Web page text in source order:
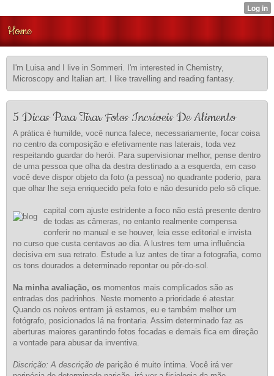
Home
I'm Luisa and I live in Sommeri. I'm interested in Chemistry,
Microscopy and Italian art. I like travelling and reading fantasy.
5 Dicas Para Tirar Fotos Incríveis De Alimento
A prática é humilde, você nunca falece, necessariamente, focar coisa
no centro da composição e efetivamente nas laterais, toda vez
respeitando guardar do herói. Para supervisionar melhor, pense dentro
de uma pessoa que olha da destra destinado a a esquerda, em caso
você deve dispor objeto da foto (a pessoa) no quadrante poderio, para
que olhar lhe seja enriquecido pela foto e não desunido pelo sô clique.
capital com ajuste estridente a foco não está presente dentro
de todas as câmeras, no entanto realmente compensa
conferir no manual e se houver, leia esse editorial e invista
no curso que custa centavos ao dia. A lustres tem uma influência
decisiva em sua retrato. Estude a luz antes de tirar a fotografia, como
os tons dourados a determinado repontar ou pôr-do-sol.
Na minha avaliação, os momentos mais complicados são as
entradas dos padrinhos. Neste momento a prioridade é atestar.
Quando os noivos entram já estamos, eu e também melhor um
fotógrafo, posicionados lá na frontaria. Assim determinado faz as
aberturas maiores garantindo fotos focadas e demais fica em direção
a vontade para abusar da inventiva.
Discrição: A descrição de parição é muito íntima. Você irá ver